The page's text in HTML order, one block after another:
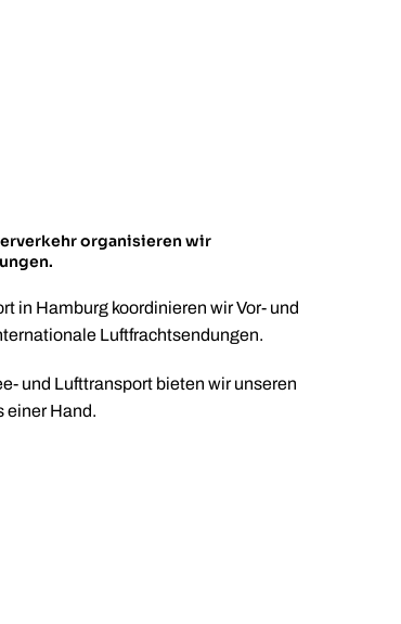
organisieren wir
in Hamburg koordinieren wir Vor- und
Luftfrachtsendungen.
und Lufttransport bieten wir unseren
einer Hand.